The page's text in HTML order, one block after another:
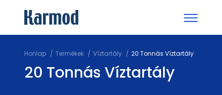
Honlap Termékek Víztartály 20 Tonnás Víztartály
20 Tonnás Víztartály